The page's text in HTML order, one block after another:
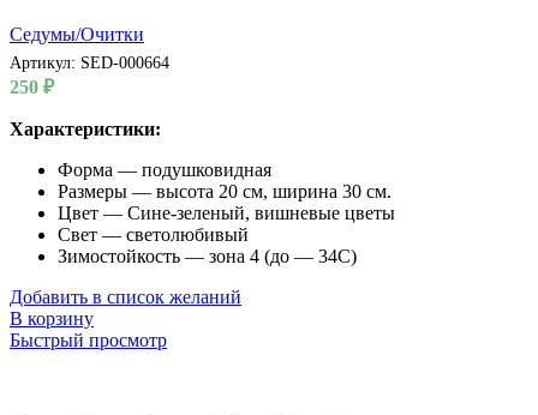
Седумы/Очитки
Артикул: SED-000664
250 ₽
Характеристики:
Форма — подушковидная
Размеры — высота 20 см, ширина 30 см.
Цвет — Сине-зеленый, вишневые цветы
Свет — светолюбивый
Зимостойкость — зона 4 (до — 34С)
Добавить в список желаний
В корзину
Быстрый просмотр